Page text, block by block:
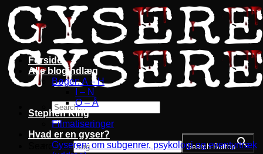
Fortsæt
til
indhold
Search for: Search Button
Forside
Alle blogindlæg
Bøger: A – H
I – N
O – Å
Stephen King
Filmatiseringer
Hvad er en gyser?
Gyseren: om subgenrer, psykologi og eventyrtræk